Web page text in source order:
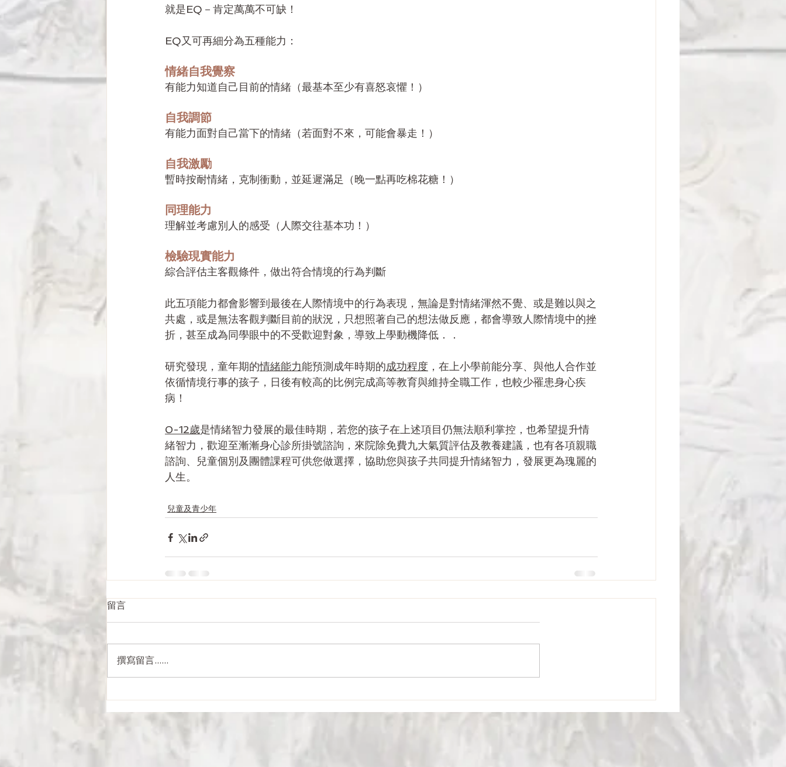
就是EQ－肯定萬萬不可缺！
EQ又可再細分為五種能力：
情緒自我覺察
有能力知道自己目前的情緒（最基本至少有喜怒哀懼！）
自我調節
有能力面對自己當下的情緒（若面對不來，可能會暴走！）
自我激勵
暫時按耐情緒，克制衝動，並延遲滿足（晚一點再吃棉花糖！）
同理能力
理解並考慮別人的感受（人際交往基本功！）
檢驗現實能力
綜合評估主客觀條件，做出符合情境的行為判斷
此五項能力都會影響到最後在人際情境中的行為表現，無論是對情緒渾然不覺、或是難以與之
共處，或是無法客觀判斷目前的狀況，只想照著自己的想法做反應，都會導致人際情境中的挫
折，甚至成為同學眼中的不受歡迎對象，導致上學動機降低．．
研究發現，童年期的情緒能力能預測成年時期的成功程度 ，在上小學前能分享、與他人合作並
依循情境行事的孩子，日後有較高的比例完成高等教育與維持全職工作，也較少罹患身心疾
病！
0-12歲是情緒智力發展的最佳時期，若您的孩子在上述項目仍無法順利掌控，也希望提升情
緒智力，歡迎至漸漸身心診所掛號諮詢，來院除免費九大氣質評估及教養建議，也有各項親職
諮詢、兒童個別及團體課程可供您做選擇，協助您與孩子共同提升情緒智力，發展更為瑰麗的
人生。
兒童及青少年
留言
撰寫留言......